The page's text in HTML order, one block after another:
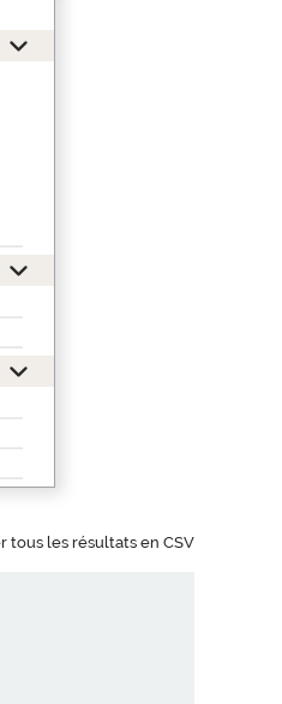
tous les résultats en CSV